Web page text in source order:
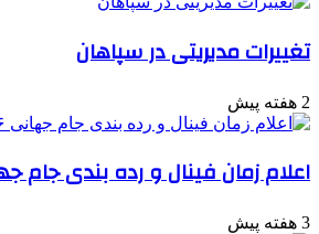
تغییرات مدیریتی در سپاهان
2 هفته پیش
اعلام زمان فینال و رده بندی جام
3 هفته پیش